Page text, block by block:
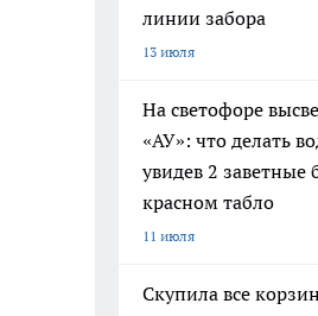
линии забора
13 июля
На светофоре
«АУ»: что делать
увидев 2 заветные
красном табло
11 июля
Скупила все